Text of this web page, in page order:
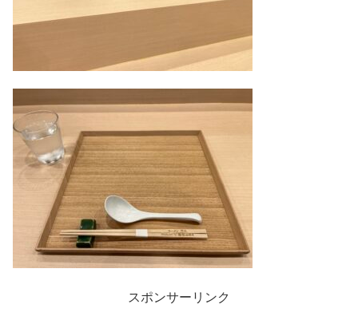
スポンサーリンク